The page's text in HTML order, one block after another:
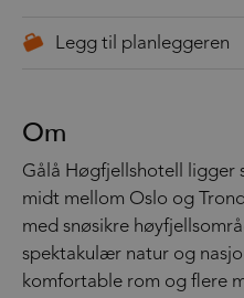
Om
Gålå Høgfjellshotell ligger
midt mellom Oslo og
med snøsikre
spektakulær natur og
komfortable rom og flere